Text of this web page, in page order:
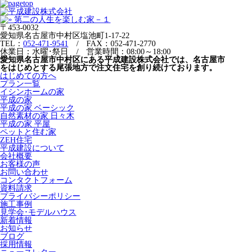
〒453-0032
愛知県名古屋市中村区塩池町1-17-22
TEL： 052-471-9541
/ FAX：052-471-2770
休業日：水曜･祭日 / 営業時間：08:00～18:00
愛知県名古屋市中村区にある平成建設株式会社では、名古屋市
をはじめとする尾張地方で注文住宅を創り続けております。
はじめての方へ
プラン一覧
イシンホームの家
平成の家
平成の家 ベーシック
自然素材の家 日々木
平成の家 平屋
ペットと住む家
ZEH住宅
平成建設について
会社概要
お客様の声
お問い合わせ
コンタクトフォーム
資料請求
プライバシーポリシー
施工事例
見学会･モデルハウス
新着情報
お知らせ
ブログ
採用情報